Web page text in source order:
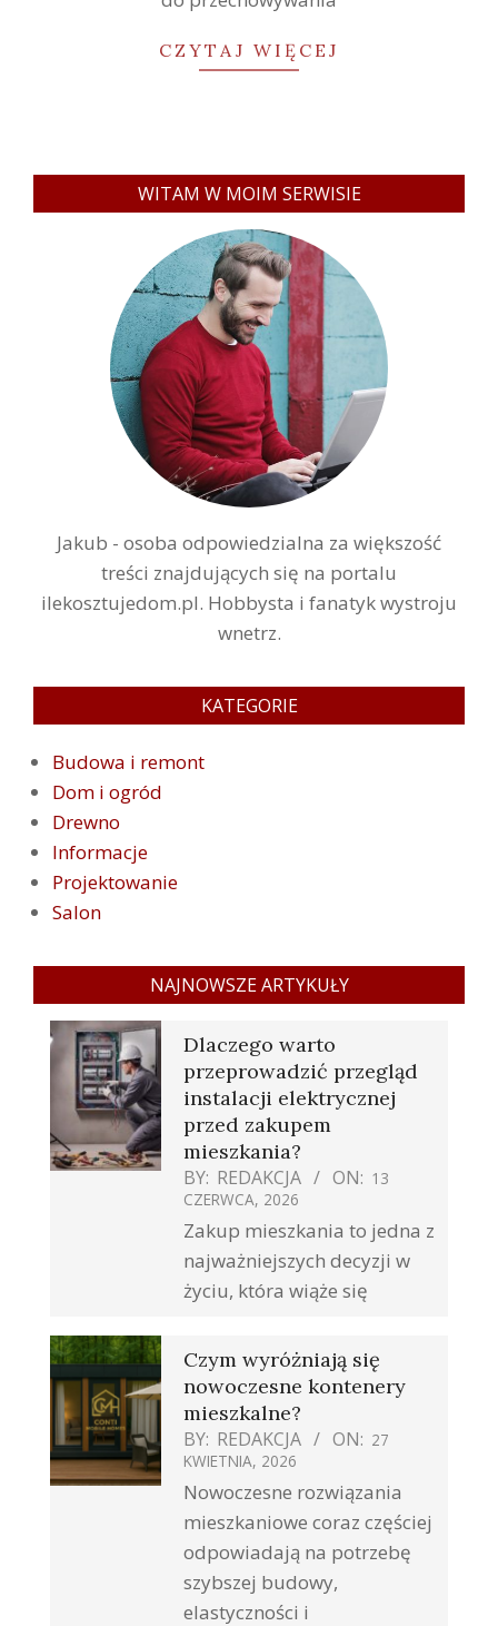
CZYTAJ WIĘCEJ
WITAM W MOIM SERWISIE
Jakub - osoba odpowiedzialna za większość
treści znajdujących się na portalu
ilekosztujedom.pl. Hobbysta i fanatyk wystroju
wnetrz.
KATEGORIE
Budowa i remont
Dom i ogród
Drewno
Informacje
Projektowanie
Salon
NAJNOWSZE ARTYKUŁY
Dlaczego warto
przeprowadzić przegląd
instalacji elektrycznej
przed zakupem
mieszkania?
BY: REDAKCJA ON: 13
CZERWCA, 2026
Zakup mieszkania to jedna z
najważniejszych decyzji w
życiu, która wiąże się
Czym wyróżniają się
nowoczesne kontenery
mieszkalne?
BY: REDAKCJA ON: 27
KWIETNIA, 2026
Nowoczesne rozwiązania
mieszkaniowe coraz częściej
odpowiadają na potrzebę
szybszej budowy,
elastyczności i